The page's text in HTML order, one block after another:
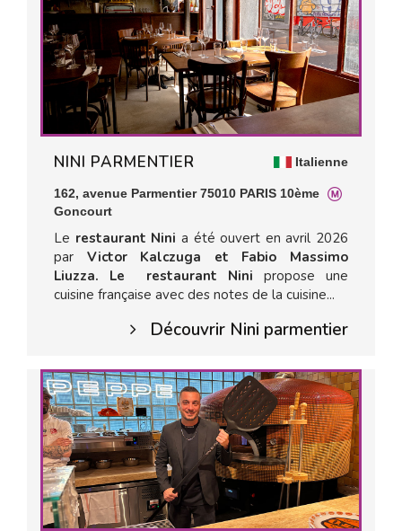
Italienne
NINI PARMENTIER
162, avenue Parmentier 75010 PARIS 10ème
Goncourt
Le restaurant Nini a été ouvert en avril 2026
par Victor Kalczuga et Fabio Massimo
Liuzza. Le
restaurant Nini propose une
cuisine française avec des notes de la cuisine...
Découvrir Nini parmentier